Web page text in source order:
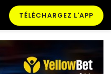
TÉLÉCHARGEZ L'APP